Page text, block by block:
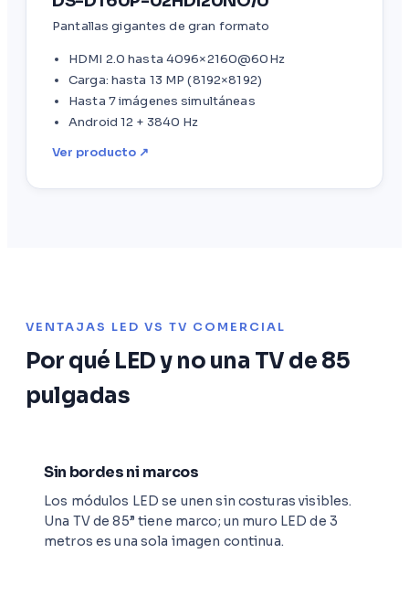
Pantallas gigantes de gran formato
HDMI 2.0 hasta 4096×2160@60Hz
Carga: hasta 13 MP (8192×8192)
Hasta 7 imágenes simultáneas
Android 12 + 3840 Hz
Ver producto ↗
VENTAJAS LED VS TV COMERCIAL
Por qué LED y no una TV de 85
pulgadas
Sin bordes ni marcos
Los módulos LED se unen sin costuras visibles.
Una TV de 85” tiene marco; un muro LED de 3
metros es una sola imagen continua.